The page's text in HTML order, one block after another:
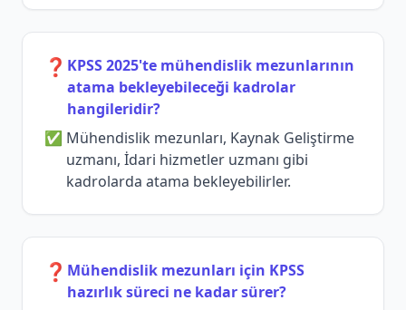
❓ KPSS 2025'te mühendislik mezunlarının
atama bekleyebileceği kadrolar
hangileridir?
Mühendislik mezunları, Kaynak Geliştirme
uzmanı, İdari hizmetler uzmanı gibi
kadrolarda atama bekleyebilirler.
❓ Mühendislik mezunları için KPSS
hazırlık süreci ne kadar sürer?